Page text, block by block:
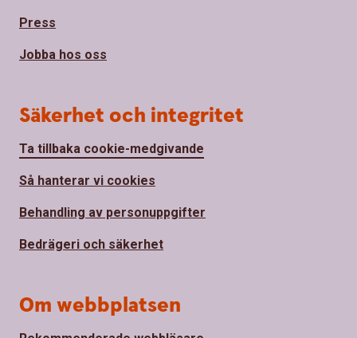
Press
Jobba hos oss
Säkerhet och integritet
Ta tillbaka cookie-medgivande
Så hanterar vi cookies
Behandling av personuppgifter
Bedrägeri och säkerhet
Om webbplatsen